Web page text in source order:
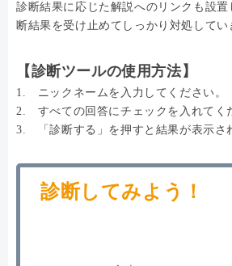
診断結果に応じた解説へのリンクも設
断結果を受け止めてしっかり対処してい
【診断ツールの使用方法】
1. ニックネームを入力してください。
2. すべての回答にチェックを入れてく
3. 「診断する」を押すと結果が表示さ
診断してみよう！